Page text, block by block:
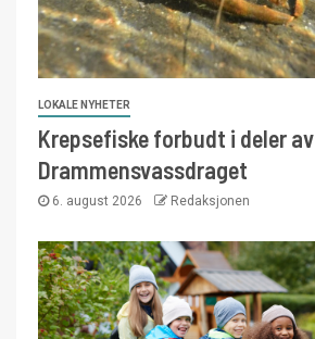
LOKALE NYHETER
Krepsefiske forbudt i deler av
Drammensvassdraget
6. august 2026 Redaksjonen